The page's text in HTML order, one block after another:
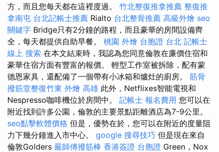
方，而且您每天都在這裡度過。 竹北整復推拿推薦 整復推
拿南屯 台北記帳士推薦 Rialto 台北整骨推薦 高級外燴 seo
關鍵字 Bridge只有2分鐘的路程，而且豪華的房間設備齊
全，每天都提供自助早餐。 桃園 外燴 台胞證 台北 記帳士
線上 搜索 在本文結束時，我認為您同意倫敦在廉價住宿和
豪華住宿方面有豐富的報價。 輕型工作室被拆除，配有蒙
德恩家具，還配備了一個帶有小冰箱和爐灶的廚房。 筋骨
撥筋堂整復竹東 外燴 高雄 此外，Netflixes智能電視和
Nespresso咖啡機位於房間中。 記帳士 報名費用 您可以在
附近找到許多公園，倫敦的主要景點距離酒店為7-9公里。
seo點擊軟體價格 但是，優勢在於，您可以在附近的度量阻
力下幾分鐘進入市中心。 google 搜尋技巧 但是現在來自
倫敦Golders 嚴師傅撥筋棒 香港簽證 台胞證 Green，Nox